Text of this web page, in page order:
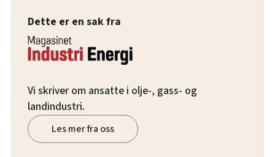
Dette er en sak fra
Vi skriver om ansatte i olje-, gass- og
landindustri.
Les mer fra oss